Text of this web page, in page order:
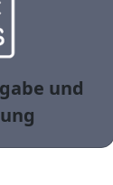
und